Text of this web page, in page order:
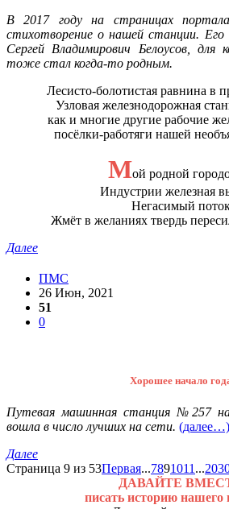
В 2017 году на страницах
стихотворение о нашей станции. Его
Сергей Владимирович Белоусов, для
тоже стал когда-то родным.
Лесисто-болотистая равнина в
Узловая железнодорожная
как и многие другие рабочие
посёлки-работяги нашей
Мой родной
Индустрии железная
Негасимый
Жмёт в желаниях твердь
Далее
ПМС
26 Июн, 2021
51
0
Хорошее начало
Путевая машинная станция №257
вошла в число лучших на сети. (далее…)
Далее
Страница 9 из 53Первая...7891011 ...20
ДАВАЙТЕ
писать историю нашего